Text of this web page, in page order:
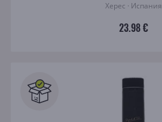
Херес · Испания
23.98 €